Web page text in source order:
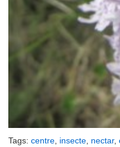
Tags: centre insecte nectar,